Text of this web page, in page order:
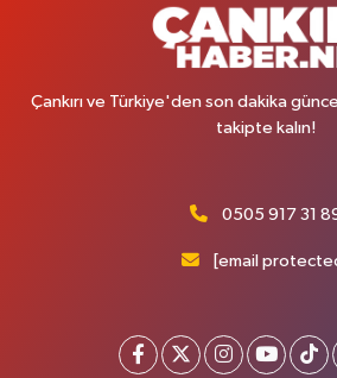
Çankırı ve Türkiye'den son dakika
takipte kalın!
0505 917 31
[email